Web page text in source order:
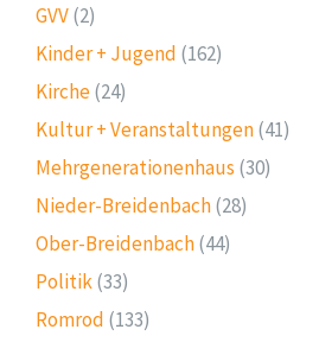
GVV(2)
Kinder + Jugend (162)
Kirche(24)
Kultur + Veranstaltungen(41)
Mehrgenerationenhaus (30)
Nieder-Breidenbach(28)
Ober-Breidenbach(44)
Politik(33)
Romrod (133)